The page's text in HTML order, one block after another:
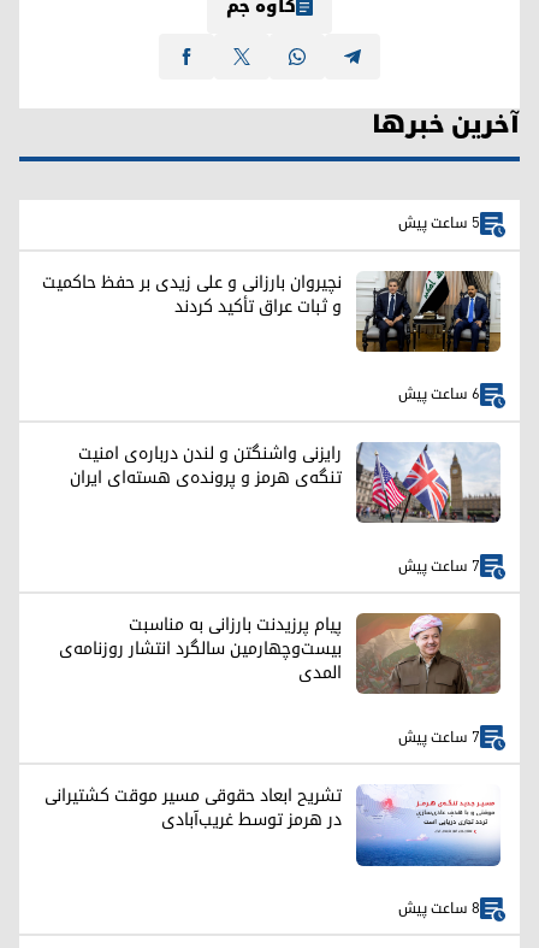
آخرین خبرها
5 ساعت پیش
نچیروان بارزانی و علی زیدی بر حفظ حاکمیت
و ثبات عراق تأکید کردند
6 ساعت پیش
رایزنی واشنگتن و لندن درباره‌ی امنیت
تنگه‌ی هرمز و پرونده‌ی هسته‌ای ایران
7 ساعت پیش
پیام پرزیدنت بارزانی به مناسبت
بیست‌وچهارمین سالگرد انتشار روزنامه‌ی
المدی
7 ساعت پیش
تشریح ابعاد حقوقی مسیر موقت کشتیرانی
در هرمز توسط غریب‌آبادی
8 ساعت پیش